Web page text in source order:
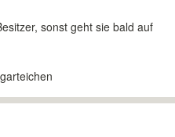
sonst geht sie bald auf